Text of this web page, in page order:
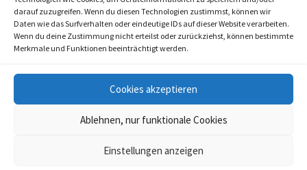
darauf zuzugreifen. Wenn du diesen Technologien zustimmst, können wir
Daten wie das Surfverhalten oder eindeutige IDs auf dieser Website verarbeiten.
Wenn du deine Zustimmung nicht erteilst oder zurückziehst, können bestimmte
Merkmale und Funktionen beeinträchtigt werden.
Cookies akzeptieren
Ablehnen, nur funktionale Cookies
Einstellungen anzeigen
© 2006-2020 LAPPmedien+events
kulturfeder.de –